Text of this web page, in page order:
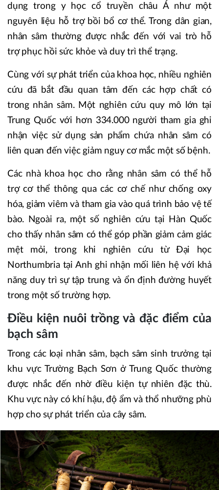
dụng trong y học cổ truyền châu Á như một
nguyên liệu hỗ trợ bồi bổ cơ thể. Trong dân gian,
nhân sâm thường được nhắc đến với vai trò hỗ
trợ phục hồi sức khỏe và duy trì thể trạng.
Cùng với sự phát triển của khoa học, nhiều nghiên
cứu đã bắt đầu quan tâm đến các hợp chất có
trong nhân sâm. Một nghiên cứu quy mô lớn tại
Trung Quốc với hơn 334.000 người tham gia ghi
nhận việc sử dụng sản phẩm chứa nhân sâm có
liên quan đến việc giảm nguy cơ mắc một số bệnh.
Các nhà khoa học cho rằng nhân sâm có thể hỗ
trợ cơ thể thông qua các cơ chế như chống oxy
hóa, giảm viêm và tham gia vào quá trình bảo vệ tế
bào. Ngoài ra, một số nghiên cứu tại Hàn Quốc
cho thấy nhân sâm có thể góp phần giảm cảm giác
mệt mỏi, trong khi nghiên cứu từ Đại học
Northumbria tại Anh ghi nhận mối liên hệ với khả
năng duy trì sự tập trung và ổn định đường huyết
trong một số trường hợp.
Điều kiện nuôi trồng và đặc điểm của
bạch sâm
Trong các loại nhân sâm, bạch sâm sinh trưởng tại
khu vực Trường Bạch Sơn ở Trung Quốc thường
được nhắc đến nhờ điều kiện tự nhiên đặc thù.
Khu vực này có khí hậu, độ ẩm và thổ nhưỡng phù
hợp cho sự phát triển của cây sâm.